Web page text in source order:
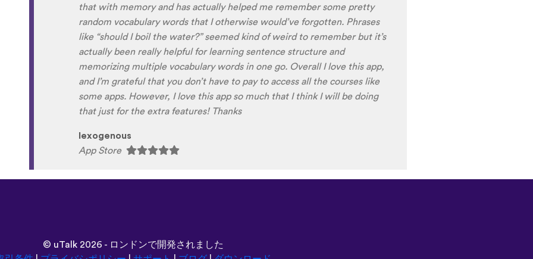
Although it can be a little disconcerting hearing the recordings of your
own voice (nobody likes the sound of their own voice), it is really helpful
to hear it played back-to-back with the fluent pronunciation for
comparison and self critique. I think I'm going to have fun with this app
and look forward to learning a little (or a lot) of Turkish before my holiday
next summer.
Delilah64